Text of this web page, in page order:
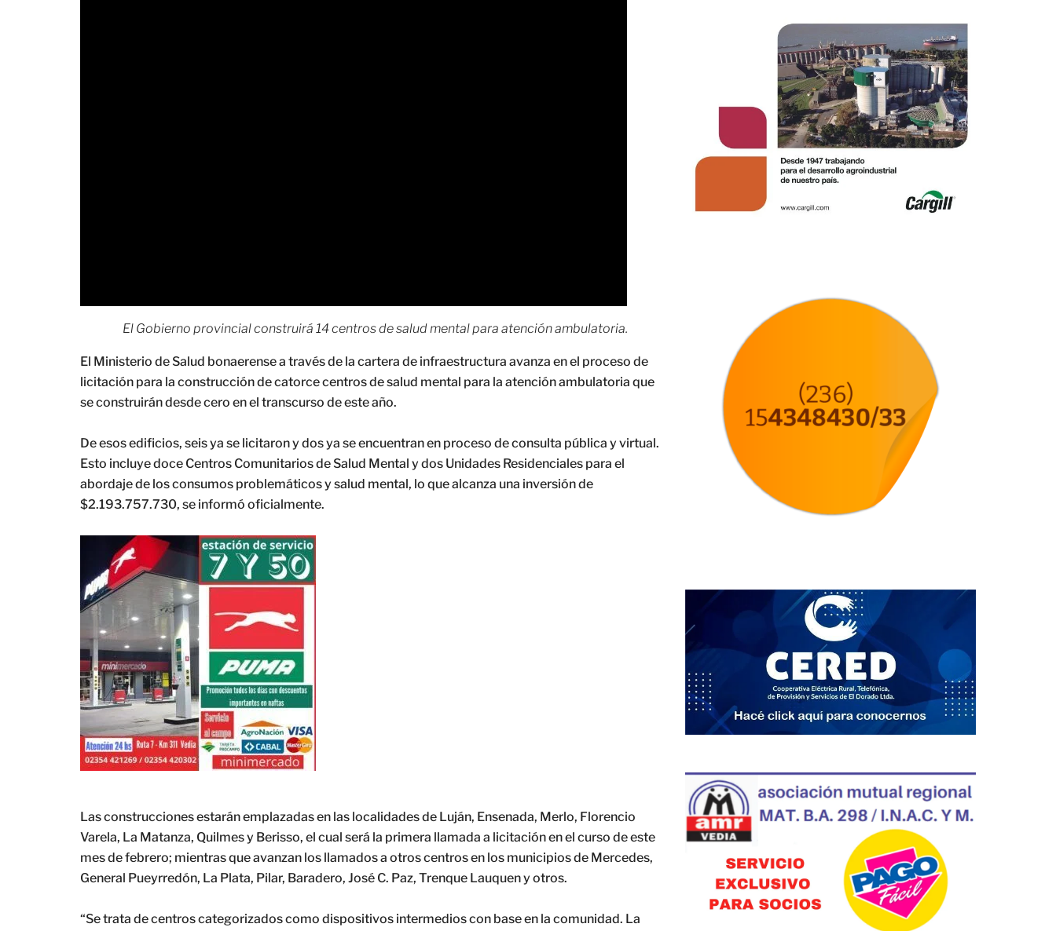
El Gobierno provincial construirá 14 centros de salud mental para atención ambulatoria.
El Ministerio de Salud bonaerense a través de la cartera de infraestructura avanza en el proceso de
licitación para la construcción de catorce centros de salud mental para la atención ambulatoria que
se construirán desde cero en el transcurso de este año.
De esos edificios, seis ya se licitaron y dos ya se encuentran en proceso de consulta pública y virtual.
Esto incluye doce Centros Comunitarios de Salud Mental y dos Unidades Residenciales para el
abordaje de los consumos problemáticos y salud mental, lo que alcanza una inversión de
$2.193.757.730, se informó oficialmente.
Las construcciones estarán emplazadas en las localidades de Luján, Ensenada, Merlo, Florencio
Varela, La Matanza, Quilmes y Berisso, el cual será la primera llamada a licitación en el curso de este
mes de febrero; mientras que avanzan los llamados a otros centros en los municipios de Mercedes,
General Pueyrredón, La Plata, Pilar, Baradero, José C. Paz, Trenque Lauquen y otros.
“Se trata de centros categorizados como dispositivos intermedios con base en la comunidad. La